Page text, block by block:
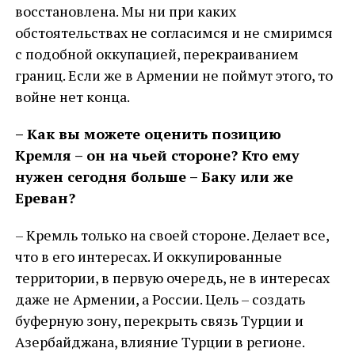
восстановлена. Мы ни при каких
обстоятельствах не согласимся и не смиримся
с подобной оккупацией, перекраиванием
границ. Если же в Армении не поймут этого, то
войне нет конца.
– Как вы можете оценить позицию
Кремля – он на чьей стороне? Кто ему
нужен сегодня больше – Баку или же
Ереван?
– Кремль только на своей стороне. Делает все,
что в его интересах. И оккупированные
территории, в первую очередь, не в интересах
даже не Армении, а России. Цель – создать
буферную зону, перекрыть связь Турции и
Азербайджана, влияние Турции в регионе.